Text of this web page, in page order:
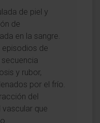
de piel y
de
en la sangre.
episodios de
y rubor,
por el frío.
del
que